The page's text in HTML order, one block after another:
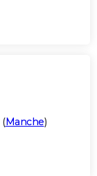
(Manche)